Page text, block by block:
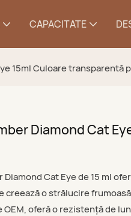
CAPACITATE
15ml Culoare transparentă
Diamond Cat
Diamond Cat Eye de 15 ml
creează o strălucire
OEM, oferă o rezistență de